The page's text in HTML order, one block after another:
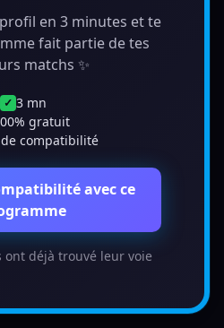
en 3 minutes et te
fait partie de tes
matchs ✨
✓ 3 mn
gratuit
de compatibilité
avec ce
ont déjà trouvé leur voie